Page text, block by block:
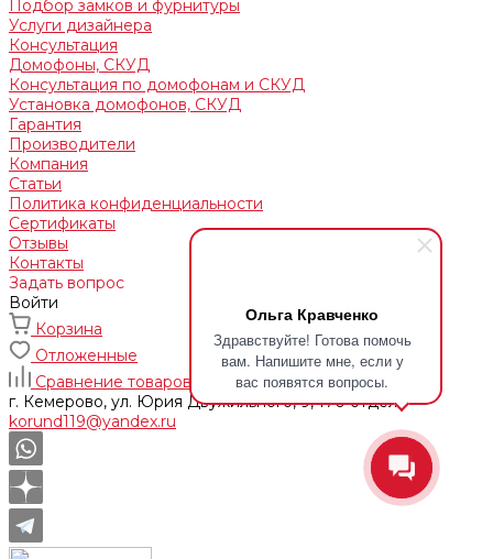
Ольга Кравченко
Здравствуйте! Готова помочь
вам. Напишите мне, если у
вас появятся вопросы.
Подбор замков и фурнитуры
Услуги дизайнера
Консультация
Домофоны, СКУД
Консультация по домофонам и СКУД
Установка домофонов, СКУД
Гарантия
Производители
Компания
Статьи
Политика конфиденциальности
Сертификаты
Отзывы
Контакты
Задать вопрос
Войти
Корзина
Отложенные
Сравнение товаров
г. Кемерово, ул. Юрия Двужильного, 9, 170 отдел
korund119@yandex.ru